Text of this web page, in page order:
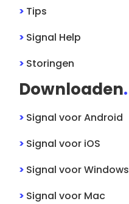
> Tips
> Signal Help
> Storingen
Downloaden.
> SignalvoorAndroid
> Signalvoor iOS
> SignalvoorWindows
> Signalvoor Mac